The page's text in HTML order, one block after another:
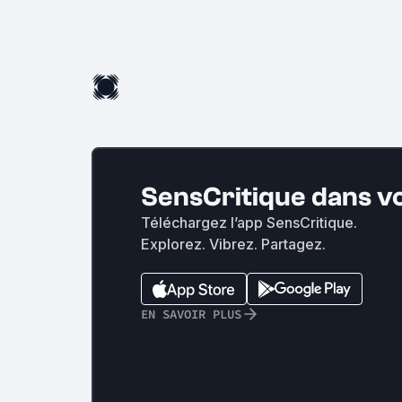
SensCritique dans
Téléchargez l’app SensCritique.
Explorez. Vibrez. Partagez.
EN SAVOIR PLUS